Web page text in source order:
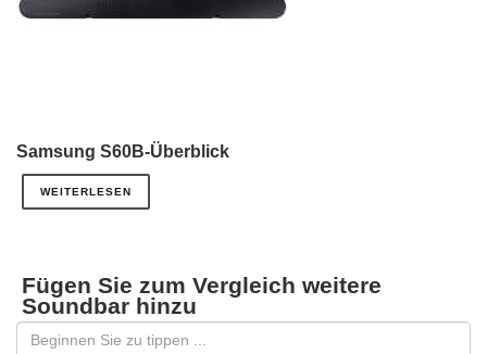
Samsung S60B-Überblick
WEITERLESEN
Fügen Sie zum Vergleich weitere
Soundbar hinzu